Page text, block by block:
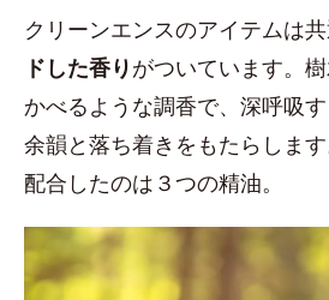
クリーンエンスのアイテムは
ドした香りがついています。
かべるような調香で、深呼吸
余韻と落ち着きをもたらします
配合したのは３つの精油。